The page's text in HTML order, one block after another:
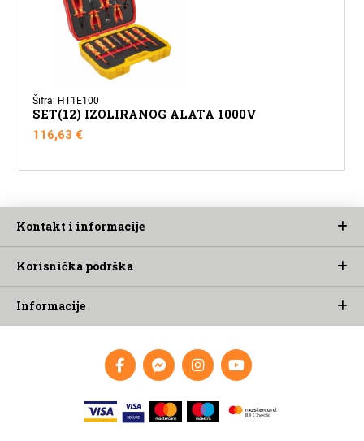
Šifra: HT1E100
SET(12) IZOLIRANOG ALATA 1000V
116,63€
Kontakt i informacije
Korisnička podrška
Informacije